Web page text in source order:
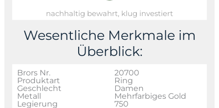
nachhaltig bewahrt, klug investiert
Wesentliche Merkmale im
Überblick:
Brors Nr.
20700
Produktart
Ring
Geschlecht
Damen
Metall
Mehrfarbiges Gold
Legierung
750